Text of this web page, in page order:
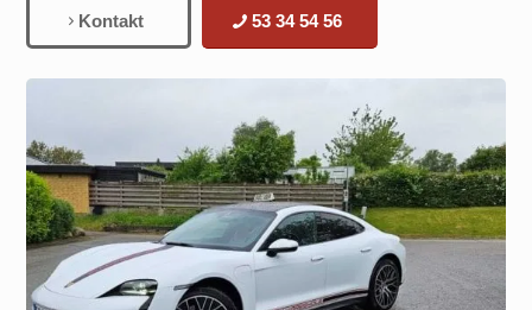
Kontakt 53 34 54 56